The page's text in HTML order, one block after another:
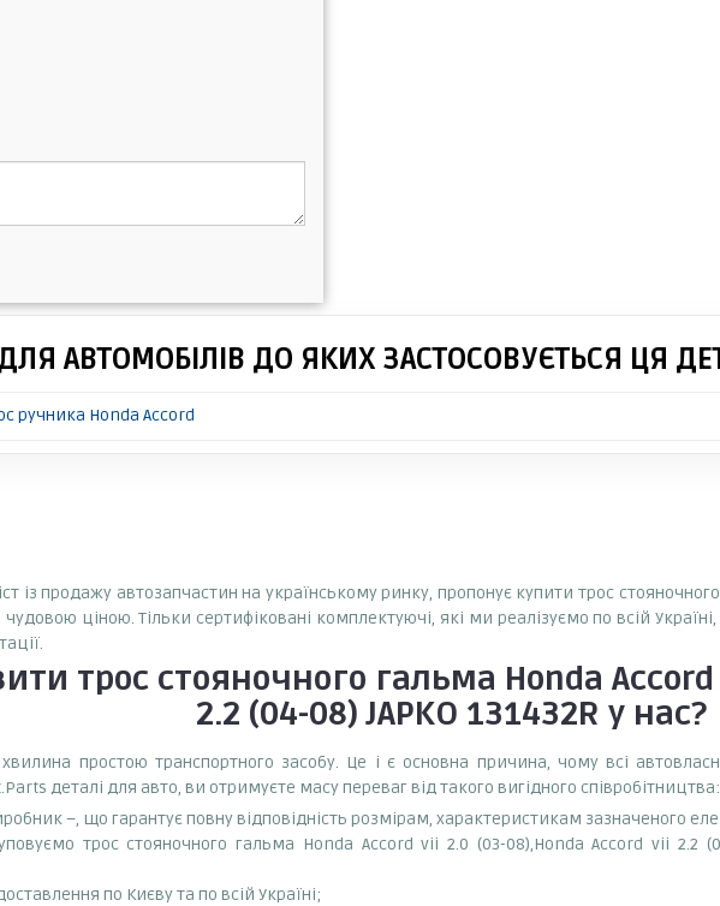
АВТОМОБІЛІВ ДО ЯКИХ ЗАСТОСОВУЄТЬСЯ ЦЯ
ручника Honda Accord
із продажу автозапчастин на українському ринку, пропонує купити трос
чудовою ціною. Тільки сертифіковані комплектуючі, які ми реалізуємо по всій
трос стояночного гальма Honda
2.2 (04-08) JAPKO 131432R у нас?
простою транспортного засобу. Це і є основна причина, чому всі
деталі для авто, ви отримуєте масу переваг від такого вигідного співробітництва:
–, що гарантує повну відповідність розмірам, характеристикам зазначеного
трос стояночного гальма Honda Accord vii 2.0 (03-08),Honda Accord vii 2.2
по Києву та по всій Україні;